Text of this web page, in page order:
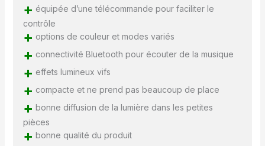
vous pouvez apporter
de danse; disco;
ainsi que dans le
garçon ou fille. Aussi
bien pour se détendre,
se reposer, même
prendre un bain
+ équipée d’une télécommande pour faciliter le
contrôle
+ options de couleur et modes variés
+ connectivité Bluetooth pour écouter de la musique
+ effets lumineux vifs
+ compacte et ne prend pas beaucoup de place
+ bonne diffusion de la lumière dans les petites
pièces
+ bonne qualité du produit